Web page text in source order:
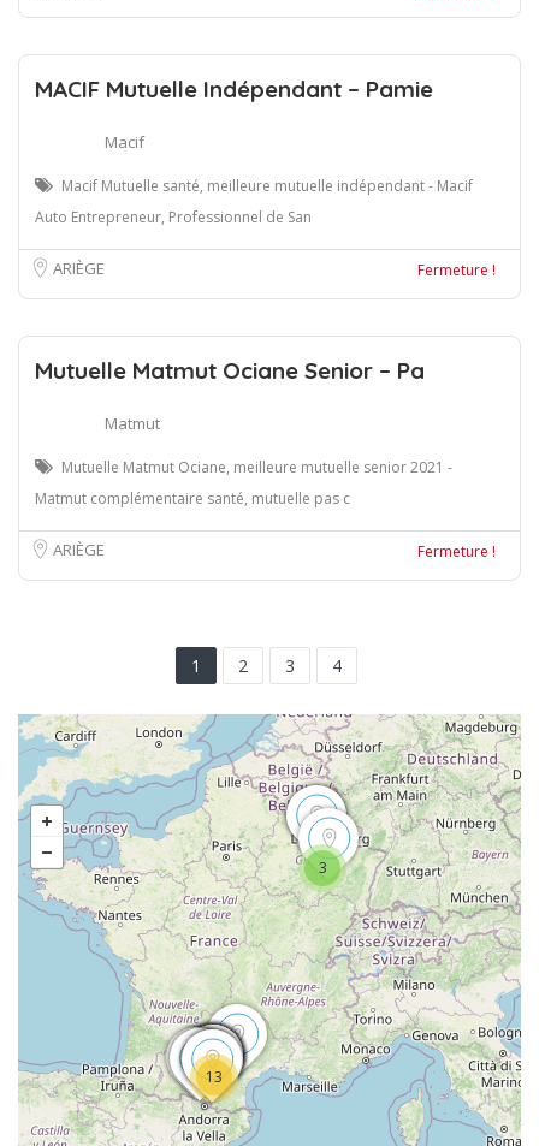
MACIF Mutuelle Indépendant – Pamie
Macif
Macif Mutuelle santé, meilleure mutuelle indépendant - Macif
Auto Entrepreneur, Professionnel de San
ARIÈGE Fermeture !
Mutuelle Matmut Ociane Senior – Pa
Matmut
Mutuelle Matmut Ociane, meilleure mutuelle senior 2021 -
Matmut complémentaire santé, mutuelle pas c
ARIÈGE Fermeture !
1 2 3 4
3
13